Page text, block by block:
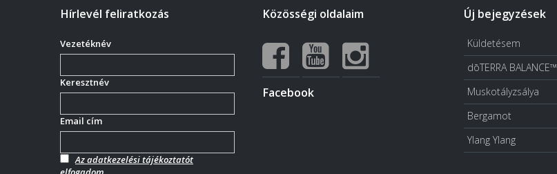
Hírlevél feliratkozás
Vezetéknév
Keresztnév
Email cím
Az adatkezelési tájékoztatót
Közösségi oldalaim
Facebook
Új bejegyzések
Küldetésem
dōTERRA BALANCE™
Muskotályzsálya
Bergamot
Ylang Ylang